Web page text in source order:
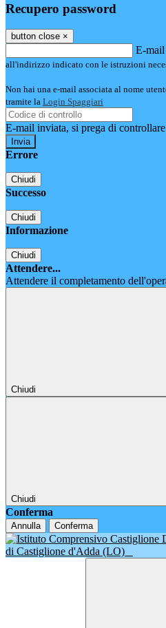
Recupero password
button close ×
E-mail
all'indirizzo indicato con le istruzioni
Non hai una e-mail associata al nome
tramite la Login Spaggiari
E-mail inviata, si prega di
Errore
Chiudi
Successo
Chiudi
Informazione
Chiudi
Attendere...
Attendere il completamento
Chiudi
Chiudi
Conferma
Annulla Conferma
di Castiglione d'Adda (LO)